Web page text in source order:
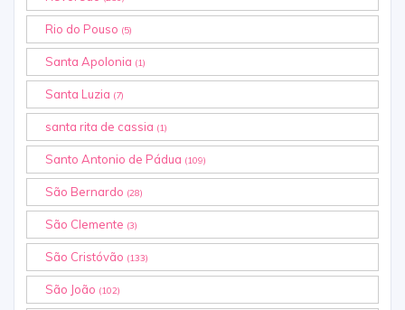
Rio do Pouso (5)
Santa Apolonia (1)
Santa Luzia (7)
santa rita de cassia (1)
Santo Antonio de Pádua (109)
São Bernardo (28)
São Clemente (3)
São Cristóvão (133)
São João (102)